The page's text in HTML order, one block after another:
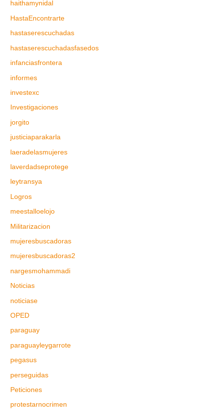
haithamynidal
HastaEncontrarte
hastaserescuchadas
hastaserescuchadasfasedos
infanciasfrontera
informes
investexc
Investigaciones
jorgito
justiciaparakarla
laeradelasmujeres
laverdadseprotege
leytransya
Logros
meestalloelojo
Militarizacion
mujeresbuscadoras
mujeresbuscadoras2
nargesmohammadi
Noticias
noticiase
OPED
paraguay
paraguayleygarrote
pegasus
perseguidas
Peticiones
protestarnocrimen